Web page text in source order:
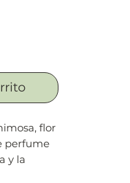
flor
perfume
y la